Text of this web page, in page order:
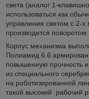
света (аналог 1-
использоваться как
управления светом с 2-
производится
Корпус механизма
Полиамид 6.6
повышенную прочность и
из специального
на роботизированной
такой высокий рабочий